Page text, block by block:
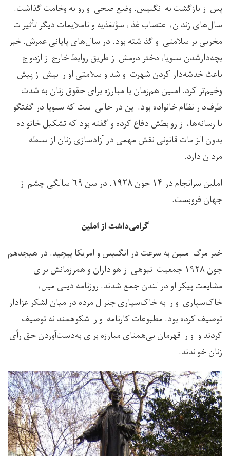
پس از بازگشت به انگلیس، وضع صحی او رو به وخامت گذاشت.
سال‌های زندان، اعتصاب غذا، سؤتغذیه و ناملایمات دیگر تأثیرات
مخربی بر سلامتی او گذاشته بود. در سال‌های پایانی عمرش، خبر
بچه‌دارشدن سلویا، دختر دومش از طریق روابط خارج از ازدواج
باعث خدشه‌دار کردن شهرت او شد و سلامتی او را بیش از پیش
وخیم‌تر کرد. املین هم‌زمان با مبارزه برای حقوق زنان به شدت
طرف‌دار نظام خانواده بود. این در حالی است که سلویا در گفتگو
با رسانه‌ها، از روابطش دفاع کرده و گفته بود که تشکیل خانواده
بدون الزامات قانونی نقش مهمی در آزادسازی زنان از سلطه
مردان دارد.
املین سرانجام در ۱۴ جون ۱۹۲۸، در سن ۶۹ سالگی چشم از
جهان فروبست.
گرامی‌داشت از املین
خبر مرگ املین به سرعت در انگلیس و امریکا پیچید. در هیجدهم
جون ۱۹۲۸ جمعیت انبوهی از هواداران و همرزمانش برای
مشایعت پیکر او در لندن جمع شدند. روزنامه دیلی میل،
خاک‌سپاری او را به خاک‌سپاری جنرال مرده در میان لشکر عزادار
توصیف کرده بود. مطبوعات کارنامه او را شکوهمندانه توصیف
کردند و او را قهرمان بی‌همتای مبارزه برای به‌دست‌آوردن حق رأی
زنان خواندند.